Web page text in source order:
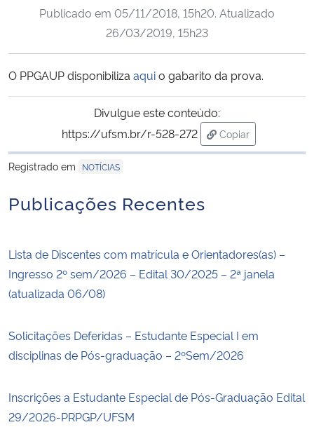
Ministério da Cidadania
Ministério de Minas e Energia
Ministério da Ciência, Tecnologia, Inovações e Comunicações
Ministério do Meio Ambiente
Ministério do Turismo
Controladoria-Geral da União
Secretaria-Geral
Gabinete de Segurança Institucional
Publicado em 05/11/2018, 15h20. Atualizado
26/03/2019, 15h23
O PPGAUP disponibiliza aquio gabarito da prova.
Divulgue este conteúdo:
https://ufsm.br/r-528-272
Copiar
para área de
Registrado em
NOTÍCIAS
Publicações Recentes
Lista de Discentes com matrícula e Orientadores(as) –
Ingresso 2º sem/2026 – Edital 30/2025 – 2ª janela
(atualizada 06/08)
Solicitações Deferidas – Estudante Especial I em
disciplinas de Pós-graduação – 2ºSem/2026
Inscrições a Estudante Especial de Pós-Graduação Edital
29/2026-PRPGP/UFSM